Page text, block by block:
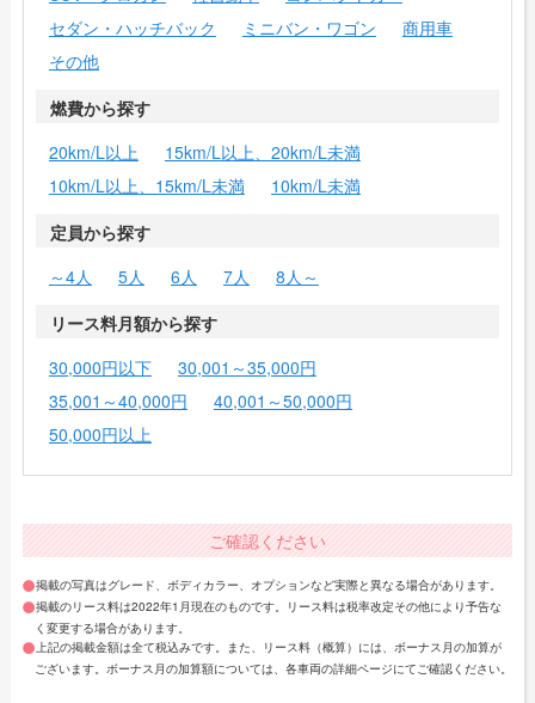
セダン・ハッチバック
ミニバン・ワゴン
商用車
その他
燃費から探す
20km/L以上
15km/L以上、20km/L未満
10km/L以上、15km/L未満
10km/L未満
定員から探す
～4人
5人 6人 7人
8人～
リース料月額から探す
30,000円以下
30,001～35,000円
35,001～40,000円
40,001～50,000円
50,000円以上
ご確認ください
掲載の写真はグレード、ボディカラー、オプションなど実際と異なる場合があります。
掲載のリース料は2022年1月現在のものです。リース料は税率改定その他により予告な
く変更する場合があります。
上記の掲載金額は全て税込みです。また、リース料（概算）には、ボーナス月の加算が
ございます。ボーナス月の加算額については、各車両の詳細ページにてご確認ください。